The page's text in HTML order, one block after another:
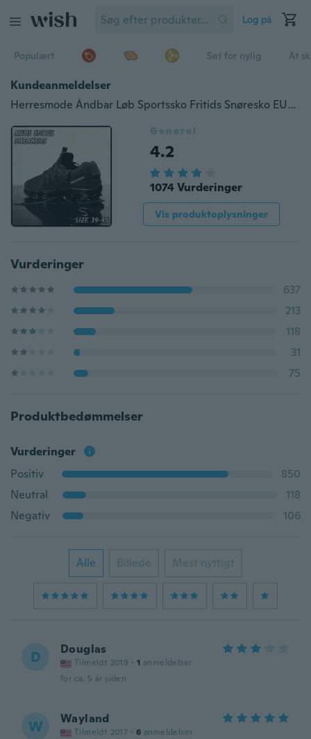
Log på
Populært Set for nylig At
Kundeanmeldelser
Herresmode Åndbar Løb Sportssko Fritids Snøresko EUR 39-45_WU
Generel
4.2
1074 Vurderinger
Vis produktoplysninger
Vurderinger
637
213
118
31
75
Produktbedømmelser
Vurderinger
Positiv
850
Neutral
118
Negativ
106
Alle Billede Mest nyttigt
D Douglas
Tilmeldt 2019 · 1 anmeldelser
for ca. 5 år siden
W Wayland
Tilmeldt 2017 · 6 anmeldelser